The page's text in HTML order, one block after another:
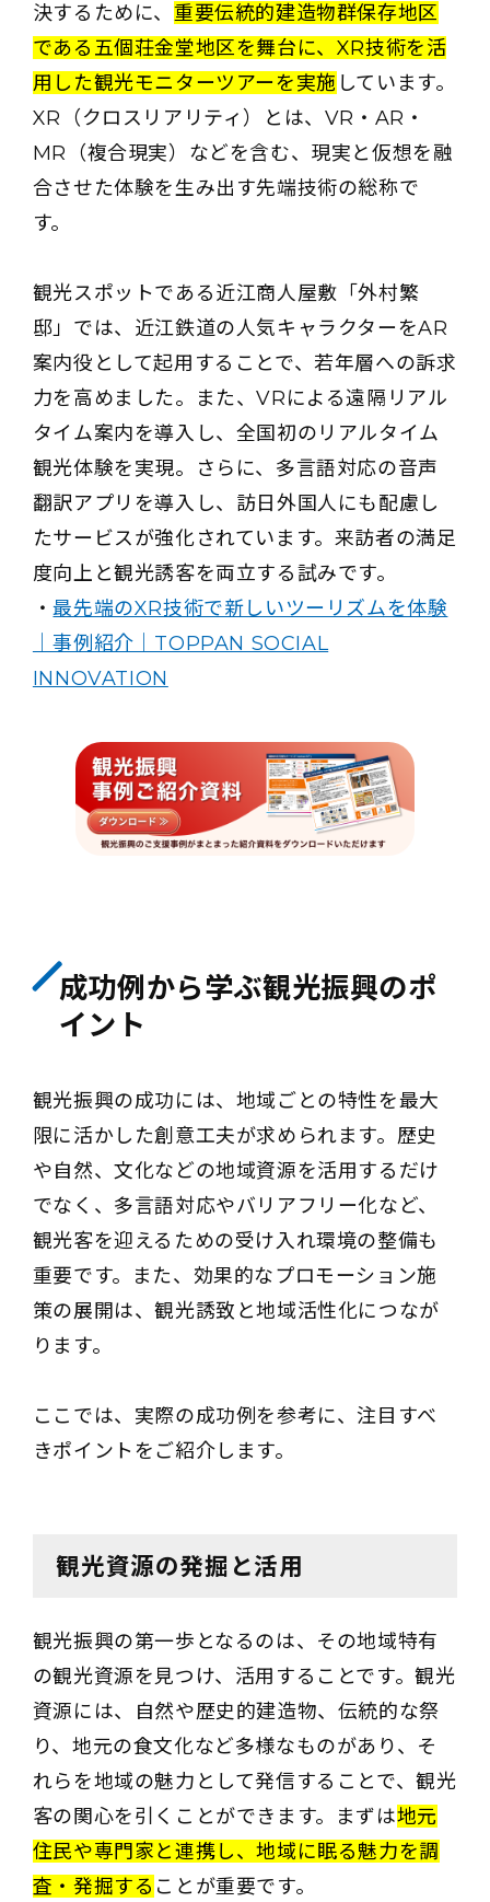
決するために、重要伝統的建造物群保存地区
である五個荘金堂地区を舞台に、XR技術を活
用した観光モニターツアーを実施 しています。
XR（クロスリアリティ）とは、VR・AR・
MR（複合現実）などを含む、現実と仮想を融
合させた体験を生み出す先端技術の総称で
す。
観光スポットである近江商人屋敷「外村繁
邸」では、近江鉄道の人気キャラクターをAR
案内役として起用することで、若年層への訴求
力を高めました。また、VRによる遠隔リアル
タイム案内を導入し、全国初のリアルタイム
観光体験を実現。さらに、多言語対応の音声
翻訳アプリを導入し、訪日外国人にも配慮し
たサービスが強化されています。来訪者の満足
度向上と観光誘客を両立する試みです。
・最先端のXR技術で新しいツーリズムを体験
｜事例紹介｜TOPPAN SOCIAL
INNOVATION
成功例から学ぶ観光振興のポ
イント
観光振興の成功には、地域ごとの特性を最大
限に活かした創意工夫が求められます。歴史
や自然、文化などの地域資源を活用するだけ
でなく、多言語対応やバリアフリー化など、
観光客を迎えるための受け入れ環境の整備も
重要です。また、効果的なプロモーション施
策の展開は、観光誘致と地域活性化につなが
ります。
ここでは、実際の成功例を参考に、注目すべ
きポイントをご紹介します。
観光資源の発掘と活用
観光振興の第一歩となるのは、その地域特有
の観光資源を見つけ、活用することです。観光
資源には、自然や歴史的建造物、伝統的な祭
り、地元の食文化など多様なものがあり、そ
れらを地域の魅力として発信することで、観光
客の関心を引くことができます。まずは地元
住民や専門家と連携し、地域に眠る魅力を調
査・発掘する ことが重要です。